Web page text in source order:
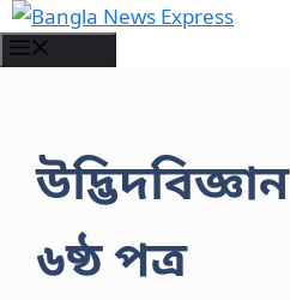
Skip
to
উদ্ভিদবিজ্ঞান
৬ষ্ঠ পত্র